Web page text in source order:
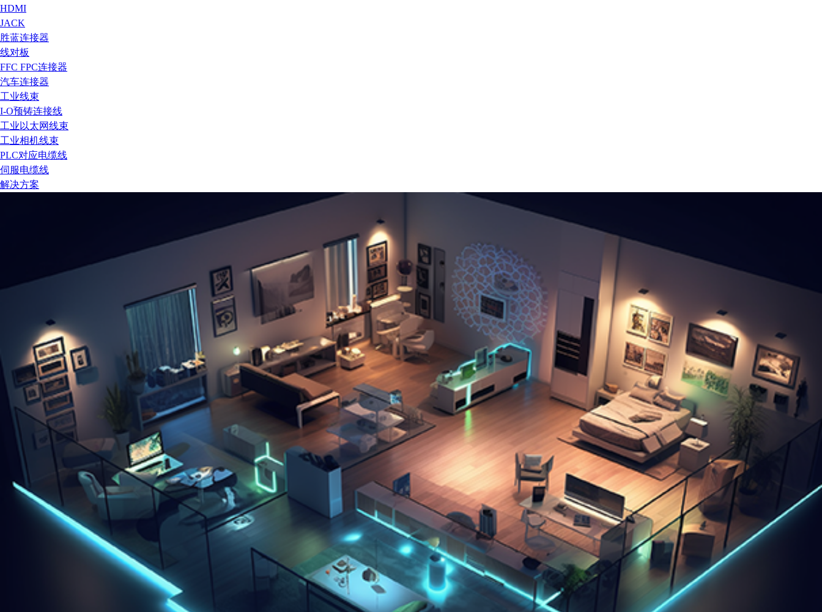
HDMI
JACK
胜蓝连接器
线对板
FFC FPC连接器
汽车连接器
工业线束
I-O预铸连接线
工业以太网线束
工业相机线束
PLC对应电缆线
伺服电缆线
解决方案